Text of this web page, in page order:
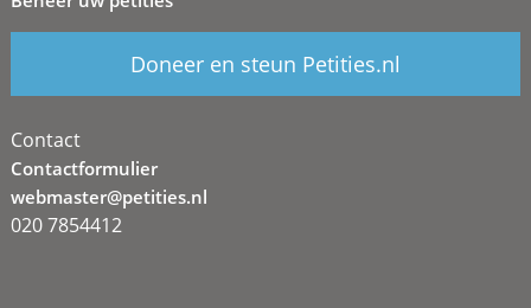
Doneer en steun Petities.nl
Contact
Contactformulier
webmaster@petities.nl
020 7854412